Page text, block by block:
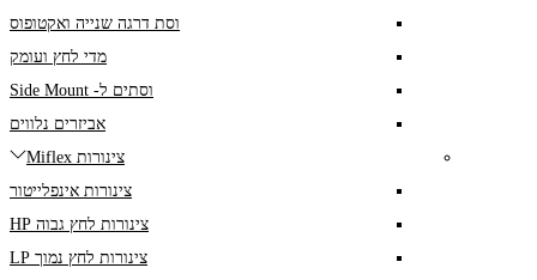
וסת דרגה שנייה ואקטופוס
מדי לחץ ועומק
וסתים ל- Side Mount
אביזרים נלווים
צינורות Miflex
צינורות אינפלייטור
צינורות לחץ גבוה HP
צינורות לחץ נמוך LP